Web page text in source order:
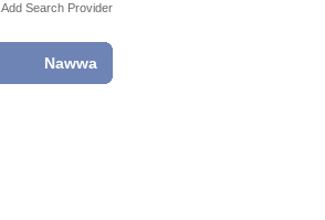
Add Search Provider
Nawwa